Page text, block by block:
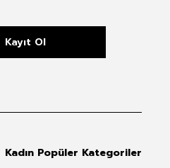
Kayıt Ol
Kadın Popüler Kategoriler